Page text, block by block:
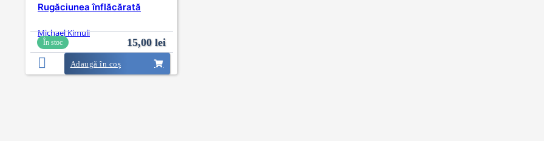
Rugăciunea înflăcărată
Michael Kimuli
În stoc 15,00 lei
Adaugă în coș